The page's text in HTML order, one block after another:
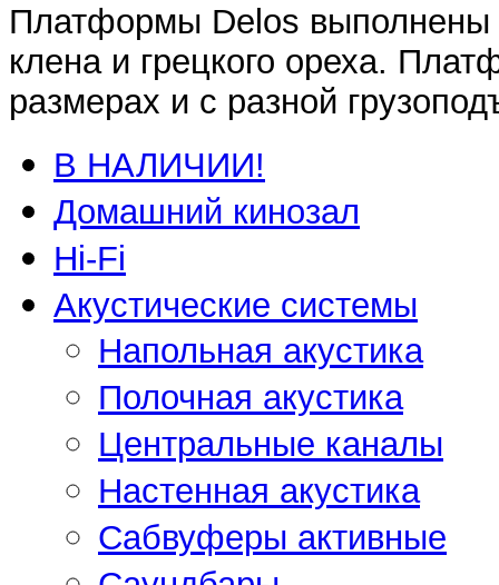
Платформы Delos выполнены
клена и грецкого ореха.
размерах и с разной
В НАЛИЧИИ!
Домашний кинозал
Hi-Fi
Акустические системы
Напольная акустика
Полочная акустика
Центральные каналы
Настенная акустика
Сабвуферы активные